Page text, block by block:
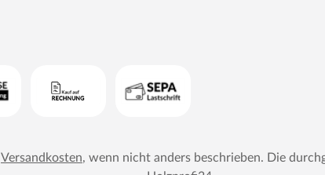
Versandkosten, wenn nicht anders beschrieben. Die